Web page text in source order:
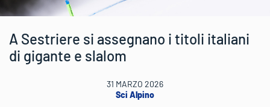
A Sestriere si assegnano i titoli italiani
di gigante e slalom
31 MARZO 2026
Sci Alpino